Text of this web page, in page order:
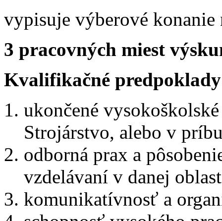
vypisuje výberové konanie
3 pracovných miest
Kvalifikačné
ukončené
Strojárstvo, alebo v
odborná prax a
vzdelávaní v danej
komunikatívnosť a